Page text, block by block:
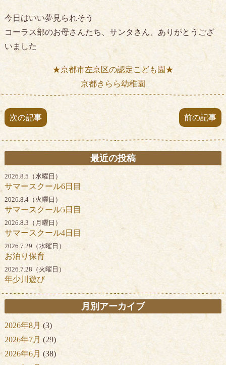
今日はいい夢見られそう
コーラス部のお母さんたち、サンタさん、ありがとうござ
いました
★京都市左京区の認定こども園★
京都きらら幼稚園
次の記事 前の記事
最近の投稿
2026.8.5（水曜日）
サマースクール6日目
2026.8.4（火曜日）
サマースクール5日目
2026.8.3（月曜日）
サマースクール4日目
2026.7.29（水曜日）
お泊り保育
2026.7.28（火曜日）
年少川遊び
月別アーカイブ
2026年8月 (3)
2026年7月 (29)
2026年6月 (38)